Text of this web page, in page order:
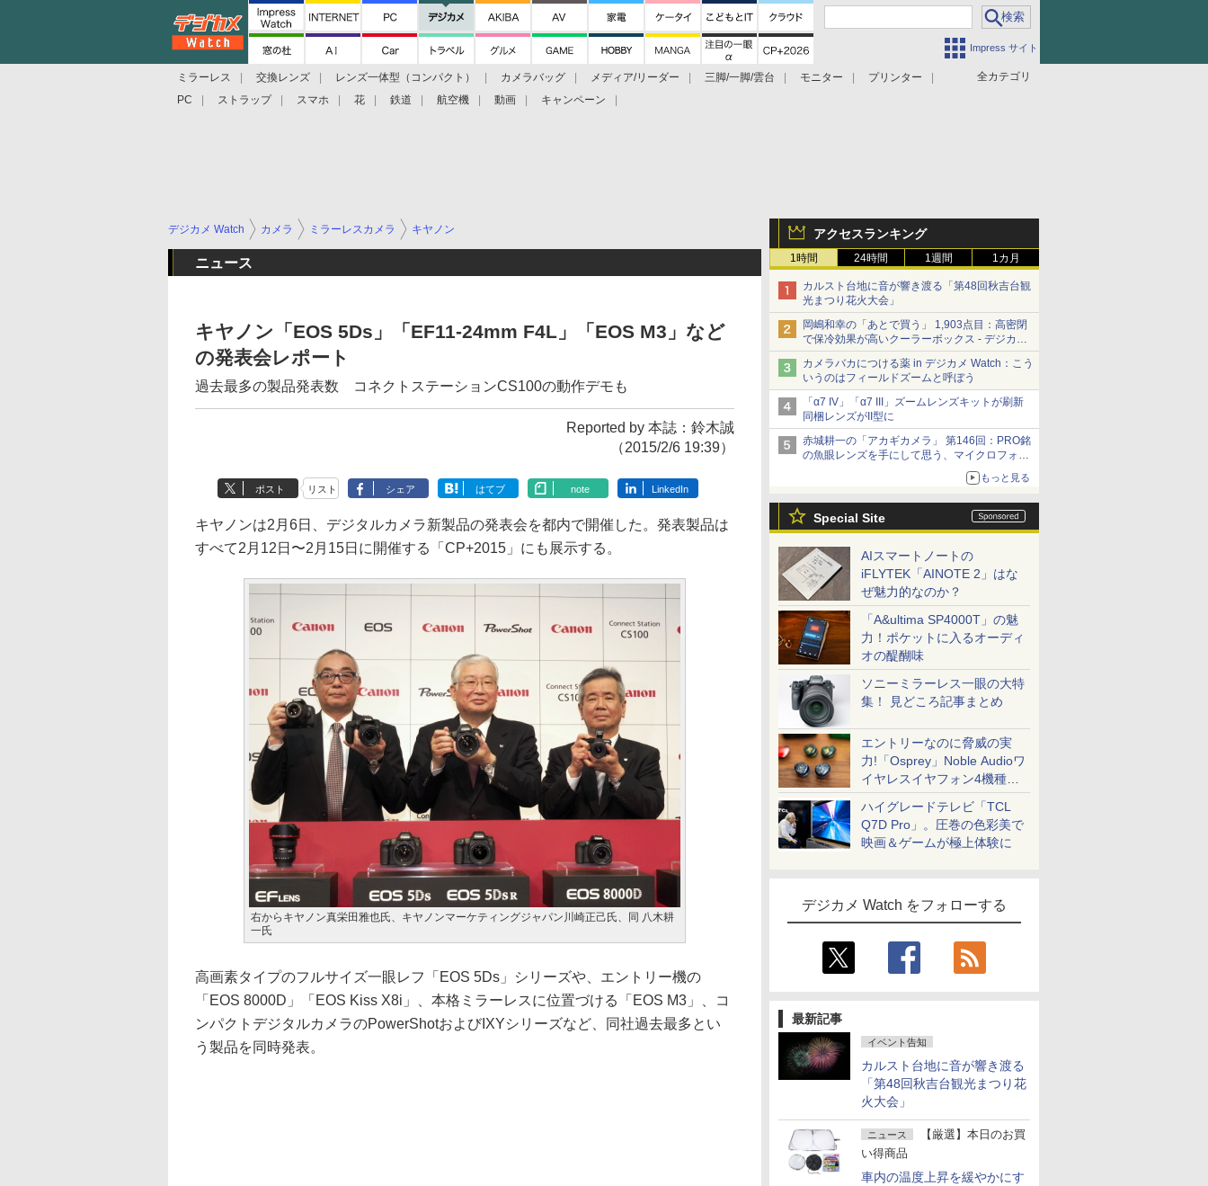
Impress サイト
全カテゴリ
ミラーレス 交換レンズ レンズ一体型（コンパクト） カメラバッグ メディア/リーダー 三脚/一脚/雲台 モニター
プリンター
PC
ストラップ スマホ 花 鉄道 航空機 動画 キャンペーン
アクセスランキング
1時間 24時間 1週間 1カ月
カルスト台地に音が響き渡る「第48回秋吉台観
光まつり花火大会」
岡嶋和幸の「あとで買う」 1,903点目：高密閉
で保冷効果が高いクーラーボックス - デジカメ
Watch
カメラバカにつける薬 in デジカメ Watch：こう
いうのはフィールドズームと呼ぼう
「α7 IV」「α7 III」ズームレンズキットが刷新
同梱レンズがII型に
赤城耕一の「アカギカメラ」 第146回：PRO銘
の魚眼レンズを手にして思う、マイクロフォー
もっと見る
Special Site
AIスマートノートの
iFLYTEK「AINOTE 2」はな
ぜ魅力的なのか？
「A&ultima SP4000T」の魅
力！ポケットに入るオーディ
オの醍醐味
ソニーミラーレス一眼の大特
集！ 見どころ記事まとめ
エントリーなのに脅威の実
力!「Osprey」Noble Audioワ
イヤレスイヤフォン4機種を
一気に聴く
ハイグレードテレビ「TCL
Q7D Pro」。圧巻の色彩美で
映画＆ゲームが極上体験に
デジカメ Watch をフォローする
最新記事
イベント告知
カルスト台地に音が響き渡る
「第48回秋吉台観光まつり花
火大会」
ニュース
【厳選】本日のお買
い得商品
車内の温度上昇を緩やかにす
デジカメ Watch カメラ ミラーレスカメラ キヤノン
ニュース
キヤノン「EOS 5Ds」「EF11-24mm F4L」「EOS M3」など
の発表会レポート
過去最多の製品発表数 コネクトステーションCS100の動作デモも
Reported by 本誌：鈴木誠
（2015/2/6 19:39）
ポスト リスト シェア はてブ note LinkedIn
キヤノンは2月6日、デジタルカメラ新製品の発表会を都内で開催した。発表製品は
すべて2月12日〜2月15日に開催する「CP+2015」にも展示する。
右からキヤノン真栄田雅也氏、キヤノンマーケティングジャパン川崎正己氏、同 八木耕
一氏
高画素タイプのフルサイズ一眼レフ「EOS 5Ds」シリーズや、エントリー機の
「EOS 8000D」「EOS Kiss X8i」、本格ミラーレスに位置づける「EOS M3」、コ
ンパクトデジタルカメラのPowerShotおよびIXYシリーズなど、同社過去最多とい
う製品を同時発表。